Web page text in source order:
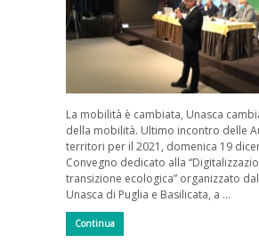
La mobilità è cambiata, Unasca
della mobilità. Ultimo incontro delle
territori per il 2021, domenica 19
Convegno dedicato alla
transizione ecologica” organizzato
Unasca di Puglia e Basilicata, a …
Continua